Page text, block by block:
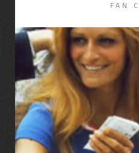
FAN
LIRE